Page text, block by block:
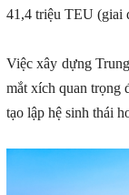
41,4 triệu TEU (giai
Việc xây dựng
mắt xích quan trọng
tạo lập hệ sinh thái